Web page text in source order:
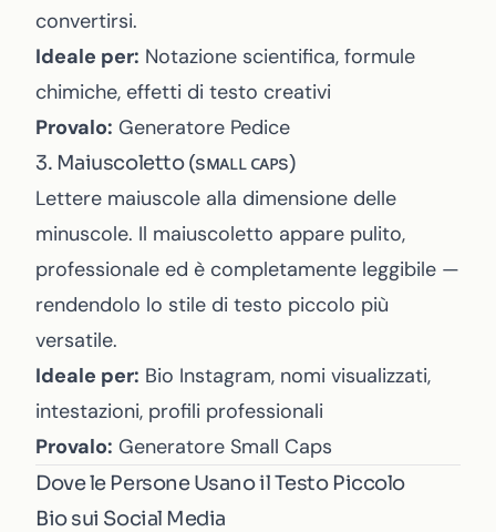
convertirsi.
Ideale per: Notazione scientifica, formule
chimiche, effetti di testo creativi
Provalo: Generatore Pedice
3. Maiuscoletto (sᴍᴀʟʟ ᴄᴀᴘs)
Lettere maiuscole alla dimensione delle
minuscole. Il maiuscoletto appare pulito,
professionale ed è completamente leggibile —
rendendolo lo stile di testo piccolo più
versatile.
Ideale per: Bio Instagram, nomi visualizzati,
intestazioni, profili professionali
Provalo: Generatore Small Caps
Dove le Persone Usano il Testo Piccolo
Bio sui Social Media